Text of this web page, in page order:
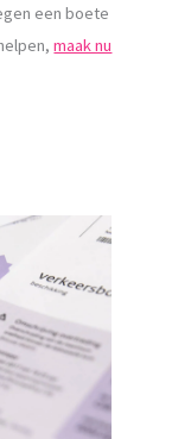
een boete
maak nu